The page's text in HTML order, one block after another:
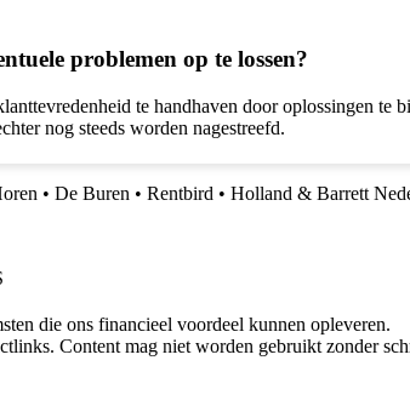
problemen op te lossen?
te handhaven door oplossingen te
nog steeds worden nagestreefd.
• De Buren • Rentbird • Holland & Barrett
die ons financieel voordeel kunnen opleveren.
Content mag niet worden gebruikt zonder